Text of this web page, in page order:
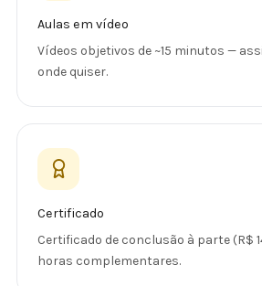
Aulas em vídeo
Vídeos objetivos de ~15 minutos —
onde quiser.
Certificado
Certificado de conclusão à parte (R$
horas complementares.